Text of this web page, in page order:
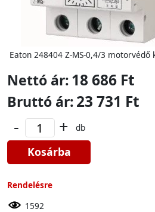
Eaton 248404 Z-MS-0,4/3 motorvédő
Nettó ár:18 686 Ft
Bruttó ár:23 731 Ft
- + db
Kosárba
Rendelésre
1592